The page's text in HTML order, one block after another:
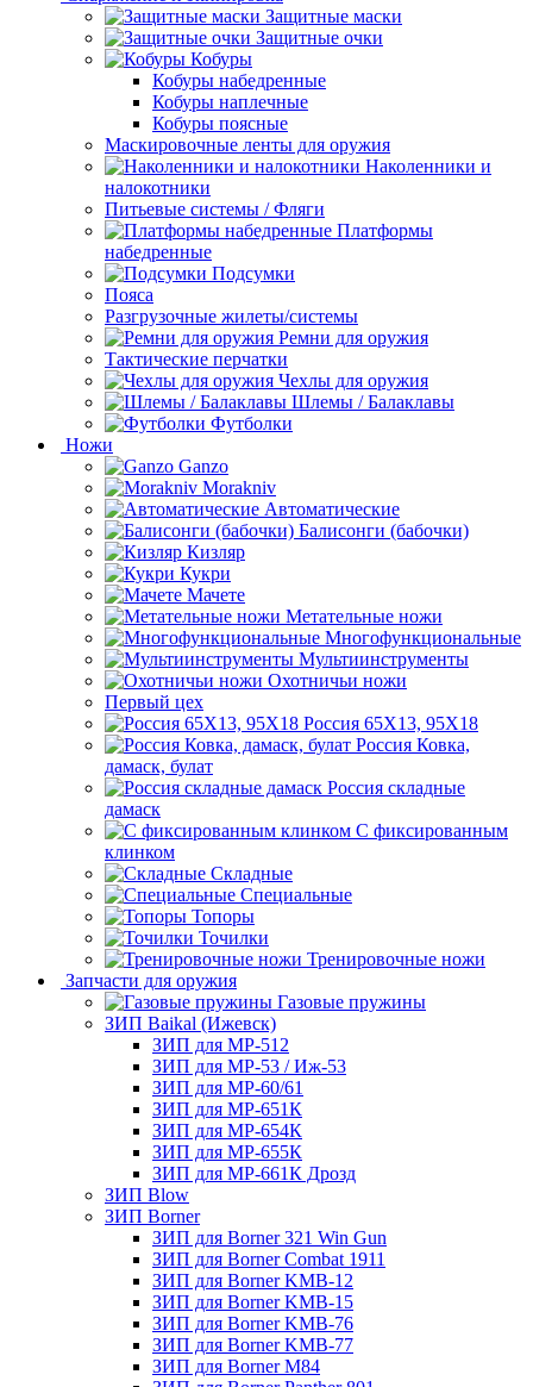
Защитные маски
Защитные очки
Кобуры
Кобуры набедренные
Кобуры наплечные
Кобуры поясные
Маскировочные ленты для оружия
Наколенники и
налокотники
Питьевые системы / Фляги
Платформы
набедренные
Подсумки
Пояса
Разгрузочные жилеты/системы
Ремни для оружия
Тактические перчатки
Чехлы для оружия
Шлемы / Балаклавы
Футболки
Ножи
Ganzo
Morakniv
Автоматические
Балисонги (бабочки)
Кизляр
Кукри
Мачете
Метательные ножи
Многофункциональные
Мультиинструменты
Охотничьи ножи
Первый цех
Россия 65Х13, 95Х18
Россия Ковка,
дамаск, булат
Россия складные
дамаск
С фиксированным
клинком
Складные
Специальные
Топоры
Точилки
Тренировочные ножи
Запчасти для оружия
Газовые пружины
ЗИП Baikal (Ижевск)
ЗИП для МР-512
ЗИП для МР-53 / Иж-53
ЗИП для МР-60/61
ЗИП для МР-651К
ЗИП для МР-654К
ЗИП для МР-655К
ЗИП для МР-661К Дрозд
ЗИП Blow
ЗИП Borner
ЗИП для Borner 321 Win Gun
ЗИП для Borner Combat 1911
ЗИП для Borner KMB-12
ЗИП для Borner KMB-15
ЗИП для Borner KMB-76
ЗИП для Borner KMB-77
ЗИП для Borner M84